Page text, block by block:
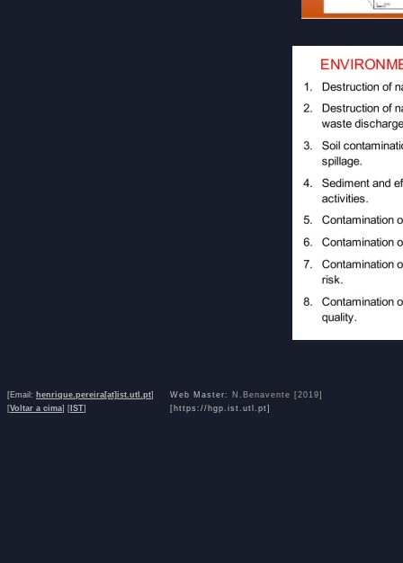
[Email: henrique.pereira[at]ist.utl.pt]
[Voltar a cima] [ IST]
Web Master: N.Benavente [2019]
[https://hgp.ist.utl.pt]